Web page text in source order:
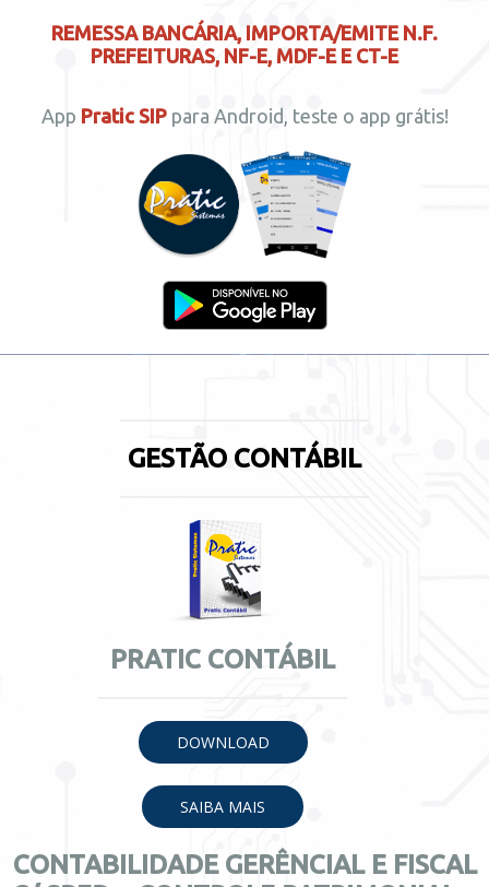
REMESSA BANCÁRIA, IMPORTA/EMITE N.F.
PREFEITURAS, NF-E, MDF-E E CT-E
App Pratic SIP para Android, teste o app grátis!
GESTÃO CONTÁBIL
PRATIC CONTÁBIL
DOWNLOAD
SAIBA MAIS
CONTABILIDADE GERÊNCIAL E FISCAL